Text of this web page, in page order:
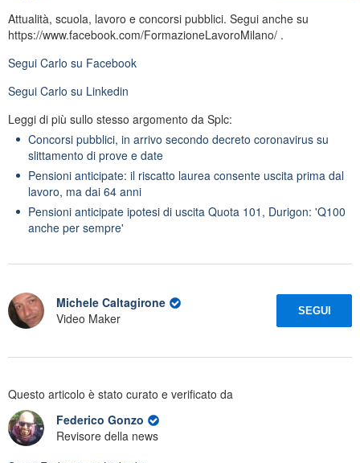
Attualità, scuola, lavoro e concorsi pubblici. Segui anche su
https://www.facebook.com/FormazioneLavoroMilano/ .
Segui Carlo su Facebook
Segui Carlo su Linkedin
Leggi di più sullo stesso argomento da Splc:
Concorsi pubblici, in arrivo secondo decreto coronavirus su
slittamento di prove e date
Pensioni anticipate: il riscatto laurea consente uscita prima dal
lavoro, ma dai 64 anni
Pensioni anticipate ipotesi di uscita Quota 101, Durigon: 'Q100
anche per sempre'
Michele Caltagirone
Video Maker
SEGUI
Questo articolo è stato curato e verificato da
Federico Gonzo
Revisore della news